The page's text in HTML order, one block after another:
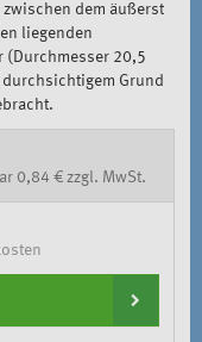
dem äußerst
liegenden
(Durchmesser 20,5
Grund
0,84 € zzgl. MwSt.